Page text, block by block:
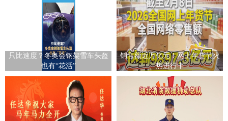
只比速度？冬奥会钢架雪车头盔
也有“花活”
销售额近万亿元！网上年货节火
热进行中